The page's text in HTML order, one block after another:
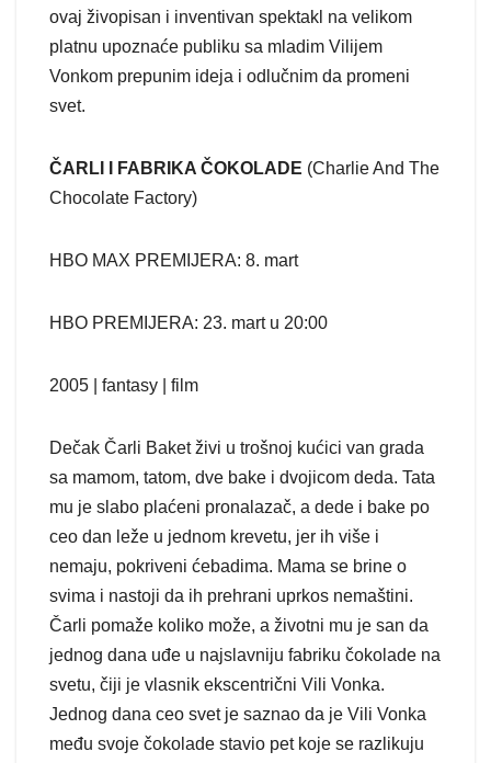
ovaj živopisan i inventivan spektakl na velikom
platnu upoznaće publiku sa mladim Vilijem
Vonkom prepunim ideja i odlučnim da promeni
svet.
ČARLI I FABRIKA ČOKOLADE (Charlie And The
Chocolate Factory)
HBO MAX PREMIJERA: 8. mart
HBO PREMIJERA: 23. mart u 20:00
2005 | fantasy | film
Dečak Čarli Baket živi u trošnoj kućici van grada
sa mamom, tatom, dve bake i dvojicom deda. Tata
mu je slabo plaćeni pronalazač, a dede i bake po
ceo dan leže u jednom krevetu, jer ih više i
nemaju, pokriveni ćebadima. Mama se brine o
svima i nastoji da ih prehrani uprkos nemaštini.
Čarli pomaže koliko može, a životni mu je san da
jednog dana uđe u najslavniju fabriku čokolade na
svetu, čiji je vlasnik ekscentrični Vili Vonka.
Jednog dana ceo svet je saznao da je Vili Vonka
među svoje čokolade stavio pet koje se razlikuju